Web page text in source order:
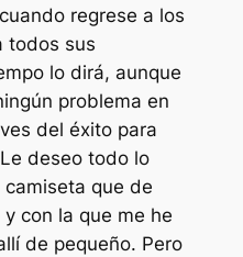
regrese a los
todos sus
lo dirá, aunque
problema en
del éxito para
deseo todo lo
que de
con la que me he
de pequeño. Pero